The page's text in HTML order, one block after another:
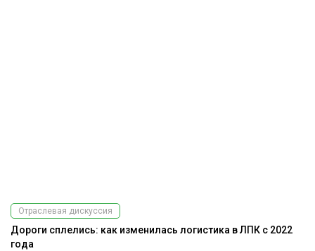
Отраслевая дискуссия
Дороги сплелись: как изменилась логистика в ЛПК с 2022
года